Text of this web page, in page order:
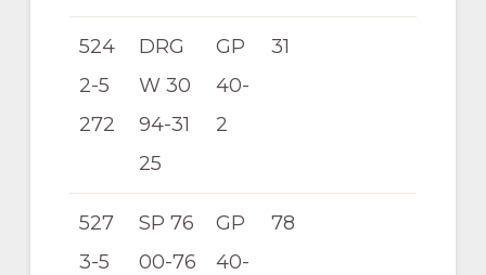
524
2-5
272
DRG
W 30
94-31
25
GP
40-
2
31
527
3-5
SP 76
00-76
GP
40-
78